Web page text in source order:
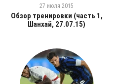
27 июля 2015
Обзор тренировки (часть 1,
Шанхай, 27.07.15)